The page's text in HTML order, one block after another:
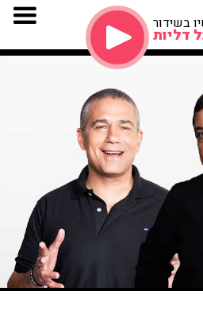
בשידור
דליות